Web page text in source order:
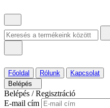
Főoldal Rólunk
Kapcsolat
Belépés
Belépés / Regisztráció
E-mail cím